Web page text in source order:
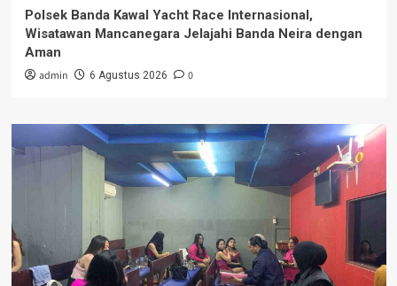
Polsek Banda Kawal Yacht Race Internasional,
Wisatawan Mancanegara Jelajahi Banda Neira dengan
Aman
admin 6 Agustus 2026 0